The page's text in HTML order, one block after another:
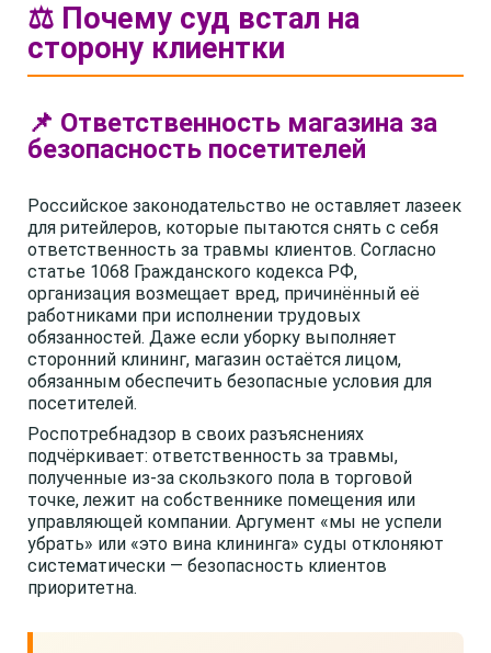
⚖️ Почему суд встал на
сторону клиентки
📌 Ответственность магазина за
безопасность посетителей
Российское законодательство не оставляет лазеек
для ритейлеров, которые пытаются снять с себя
ответственность за травмы клиентов. Согласно
статье 1068 Гражданского кодекса РФ,
организация возмещает вред, причинённый её
работниками при исполнении трудовых
обязанностей. Даже если уборку выполняет
сторонний клининг, магазин остаётся лицом,
обязанным обеспечить безопасные условия для
посетителей.
Роспотребнадзор в своих разъяснениях
подчёркивает: ответственность за травмы,
полученные из-за скользкого пола в торговой
точке, лежит на собственнике помещения или
управляющей компании. Аргумент «мы не успели
убрать» или «это вина клининга» суды отклоняют
систематически — безопасность клиентов
приоритетна.